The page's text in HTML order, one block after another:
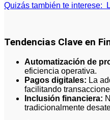
Quizás también te interese:
Tendencias Clave en
Automatización de
eficiencia operativa.
Pagos digitales: La
facilitando
Inclusión financiera:
tradicionalmente